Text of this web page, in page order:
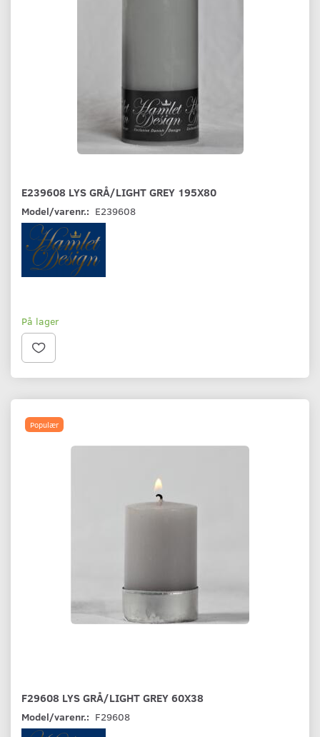
E239608 LYS GRÅ/LIGHT GREY 195X80
Model/varenr.: E239608
På lager
Populær
F29608 LYS GRÅ/LIGHT GREY 60X38
Model/varenr.: F29608